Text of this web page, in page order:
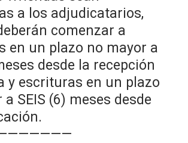
a los adjudicatarios,
comenzar a
en un plazo no mayor a
desde la recepción
y escrituras en un plazo
SEIS (6) meses desde